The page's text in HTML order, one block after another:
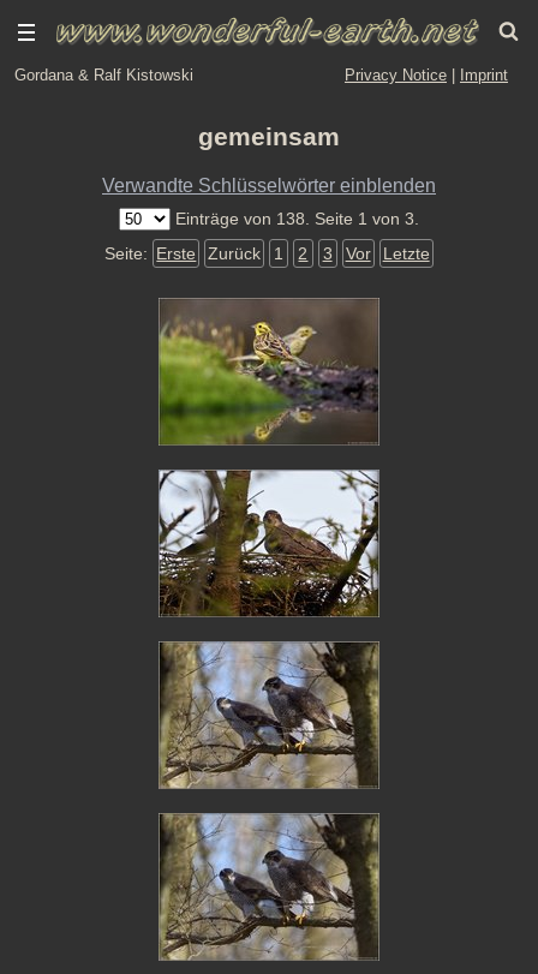
Gordana & Ralf Kistowski Privacy Notice Imprint
gemeinsam
Verwandte Schlüsselwörter einblenden
Einträge von 138. Seite 1 von 3.
Seite: Erste Zurück 1 2 3 Vor Letzte